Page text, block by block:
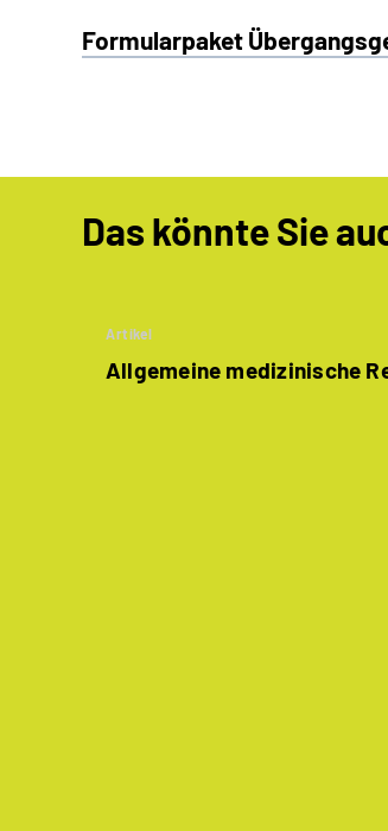
Formularpaket
Das könnte Sie
Artikel
Allgemeine medizinische